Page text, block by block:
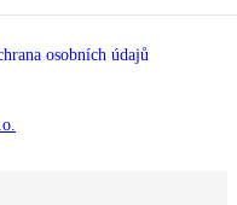
osobních údajů